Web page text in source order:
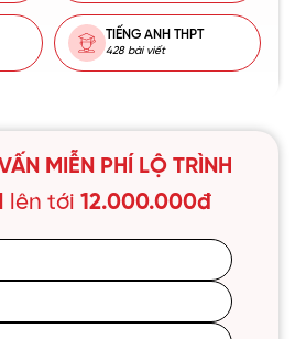
TIẾNG ANH THPT
428 bài viết
MIỄN PHÍ LỘ TRÌNH
lên tới 12.000.000đ